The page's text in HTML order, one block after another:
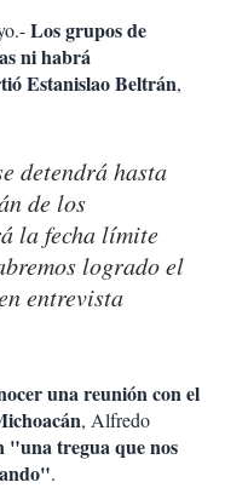
Los grupos de
ni habrá
Estanislao Beltrán,
detendrá hasta
de los
la fecha límite
logrado el
entrevista
una reunión con el
, Alfredo
"una tregua que nos
.